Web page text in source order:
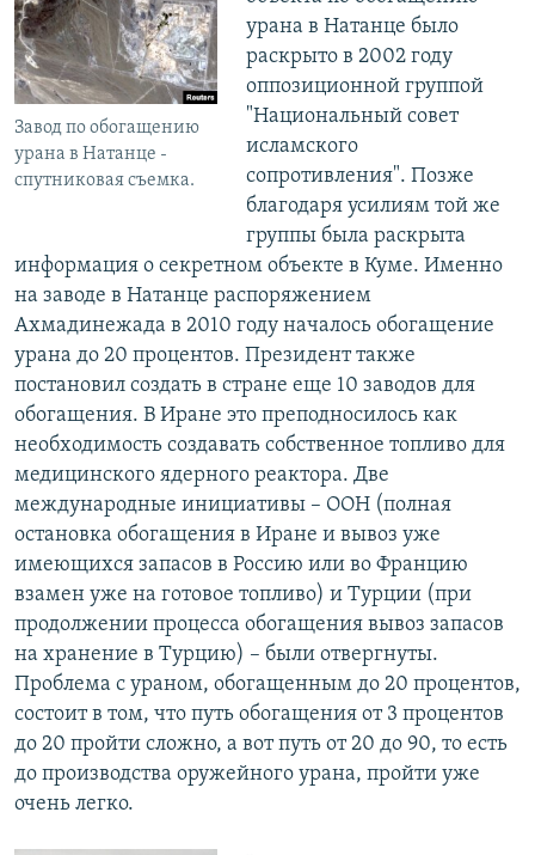
Завод по обогащению
урана в Натанце -
спутниковая съемка.
урана в Натанце было
раскрыто в 2002 году
оппозиционной группой
"Национальный совет
исламского
сопротивления". Позже
благодаря усилиям той же
группы была раскрыта
информация о секретном объекте в Куме. Именно
на заводе в Натанце распоряжением
Ахмадинежада в 2010 году началось обогащение
урана до 20 процентов. Президент также
постановил создать в стране еще 10 заводов для
обогащения. В Иране это преподносилось как
необходимость создавать собственное топливо для
медицинского ядерного реактора. Две
международные инициативы – ООН (полная
остановка обогащения в Иране и вывоз уже
имеющихся запасов в Россию или во Францию
взамен уже на готовое топливо) и Турции (при
продолжении процесса обогащения вывоз запасов
на хранение в Турцию) – были отвергнуты.
Проблема с ураном, обогащенным до 20 процентов,
состоит в том, что путь обогащения от 3 процентов
до 20 пройти сложно, а вот путь от 20 до 90, то есть
до производства оружейного урана, пройти уже
очень легко.